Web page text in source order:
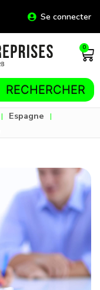
Se connecter
0
RECHERCHER
| Espagne |